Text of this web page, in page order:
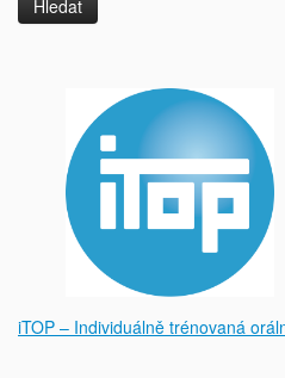
iTOP – Individuálně trénovaná